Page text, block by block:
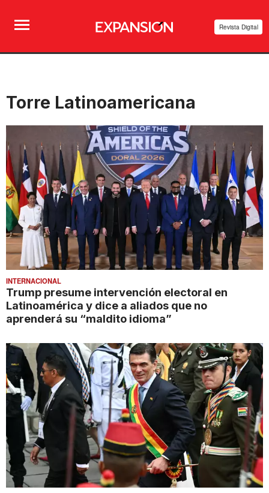
Revista Digital
Torre Latinoamericana
INTERNACIONAL
Trump presume intervención electoral en
Latinoamérica y dice a aliados que no
aprenderá su “maldito idioma”